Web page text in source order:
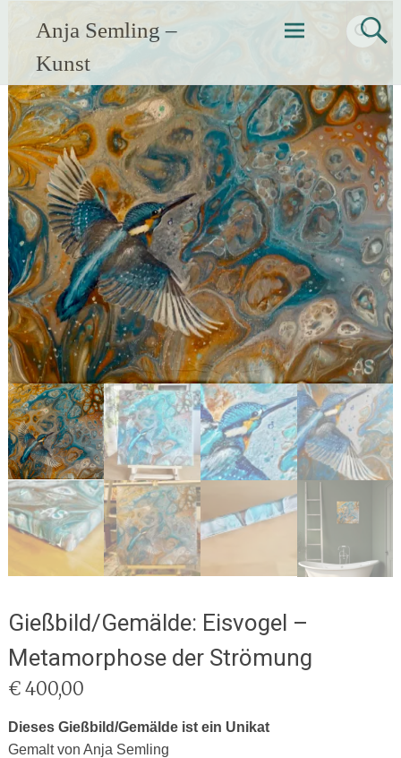
Inhalt
springen
Anja Semling –
Kunst
Gießbild/Gemälde: Eisvogel –
Metamorphose der Strömung
€400,00
Dieses Gießbild/Gemälde ist ein Unikat
Gemalt von Anja Semling